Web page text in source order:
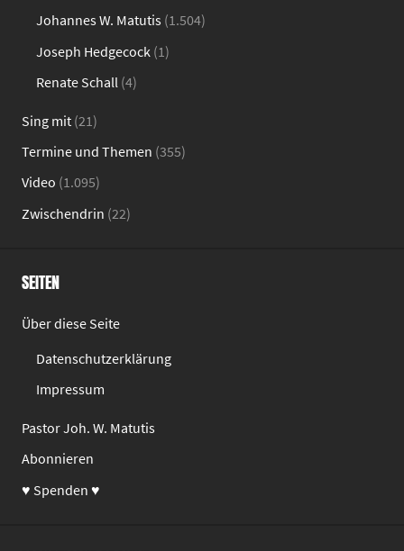
Johannes W. Matutis (1.504)
Joseph Hedgecock (1)
Renate Schall (4)
Sing mit (21)
Termine und Themen (355)
Video (1.095)
Zwischendrin (22)
SEITEN
Über diese Seite
Datenschutzerklärung
Impressum
Pastor Joh. W. Matutis
Abonnieren
♥ Spenden ♥